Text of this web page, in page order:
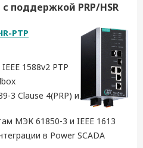
поддержкой PRP/HSR
-PTP
1588v2 PTP
3 Clause 4(PRP) и
МЭК 61850-3 и IEEE 1613
в Power SCADA